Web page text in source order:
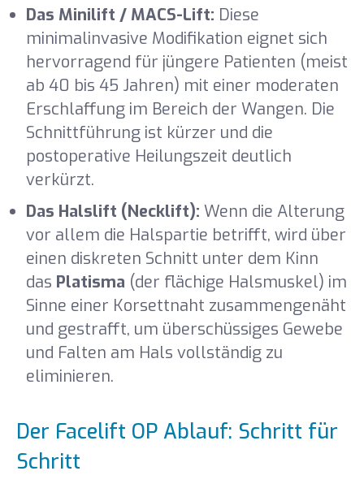
Das Minilift / MACS-Lift: Diese
minimalinvasive Modifikation eignet sich
hervorragend für jüngere Patienten (meist
ab 40 bis 45 Jahren) mit einer moderaten
Erschlaffung im Bereich der Wangen. Die
Schnittführung ist kürzer und die
postoperative Heilungszeit deutlich
verkürzt.
Das Halslift (Necklift): Wenn die Alterung
vor allem die Halspartie betrifft, wird über
einen diskreten Schnitt unter dem Kinn
das Platisma (der flächige Halsmuskel) im
Sinne einer Korsettnaht zusammengenäht
und gestrafft, um überschüssiges Gewebe
und Falten am Hals vollständig zu
eliminieren.
Der Facelift OP Ablauf: Schritt für
Schritt